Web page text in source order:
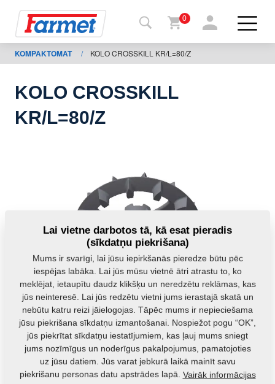
Atpakaļ
uz
“Farmet
Lejupielādei
0
KOMPAKTOMAT / KOLO CROSSKILL KR/L=80/Z
KOLO CROSSKILL
KR/L=80/Z
Lai vietne darbotos tā, kā esat pieradis
(sīkdatņu piekrišana)
Mums ir svarīgi, lai jūsu iepirkšanās pieredze būtu pēc
iespējas labāka. Lai jūs mūsu vietnē ātri atrastu to, ko
meklējat, ietaupītu daudz klikšķu un neredzētu reklāmas, kas
jūs neinteresē. Lai jūs redzētu vietni jums ierastajā skatā un
nebūtu katru reizi jāielogojas. Tāpēc mums ir nepieciešama
jūsu piekrišana sīkdatņu izmantošanai. Nospiežot pogu “OK”,
jūs piekrītat sīkdatņu iestatījumiem, kas ļauj mums sniegt
jums nozīmīgus un noderīgus pakalpojumus, pamatojoties
uz jūsu datiem. Jūs varat jebkurā laikā mainīt savu
piekrišanu personas datu apstrādes lapā. Vairāk informācijas